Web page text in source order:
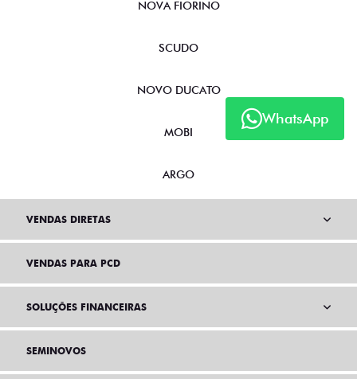
WhatsApp
NOVA FIORINO
SCUDO
NOVO DUCATO
MOBI
ARGO
VENDAS DIRETAS
VENDAS PARA PCD
SOLUÇÕES FINANCEIRAS
SEMINOVOS